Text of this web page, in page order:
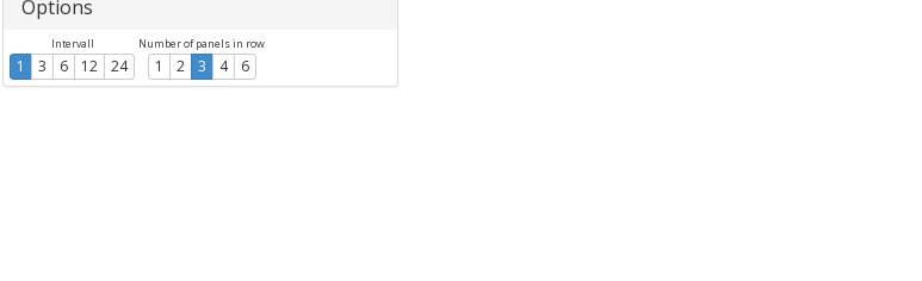
Options
Intervall
1 3 6 12 24
Number of panels in row
1 2 3 4 6